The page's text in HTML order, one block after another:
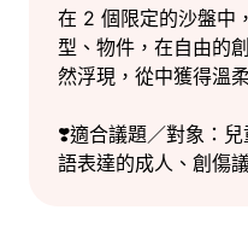
在 2 個限定的沙盤中
型、物件，在自由的
然浮現，從中獲得溫
❣️適合議題／對象：
語表達的成人、創傷